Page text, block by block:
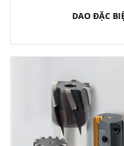
DAO ĐẶC